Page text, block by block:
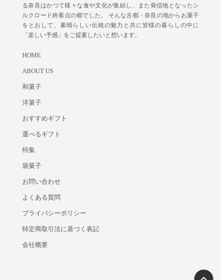
る奈良はかつて様々な食や文化が集結し、また発信地となったシ
ルクロード終着点の都でした。 そんな古都・奈良の地からお菓子
をとおして、素晴らしい伝統の魅力と共に皆様の暮らしの中に
「楽しい予感」をご提案したいと想います。
HOME
ABOUT US
和菓子
洋菓子
おすすめギフト
選べるギフト
特集
袋菓子
お問い合わせ
よくある質問
プライバシーポリシー
特定商取引法に基づく表記
会社概要